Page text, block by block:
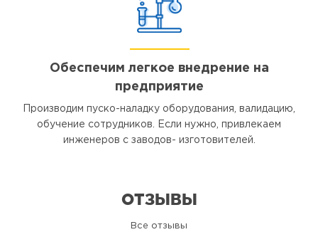
Обеспечим легкое внедрение на
предприятие
Производим пуско-наладку оборудования, валидацию,
обучение сотрудников. Если нужно, привлекаем
инженеров с заводов- изготовителей.
ОТЗЫВЫ
Все отзывы